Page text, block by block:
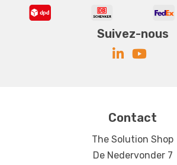
Suivez-nous
Contact
The Solution Shop
De Nedervonder 7